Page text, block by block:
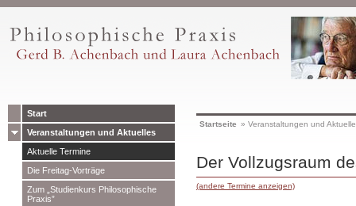
Start
Veranstaltungen und Aktuelles
Aktuelle Termine
Die Freitag-Vorträge
Zum „Studienkurs Philosophische
Praxis”
Startseite » Veranstaltungen und
Der Vollzugsraum
(andere Termine anzeigen)